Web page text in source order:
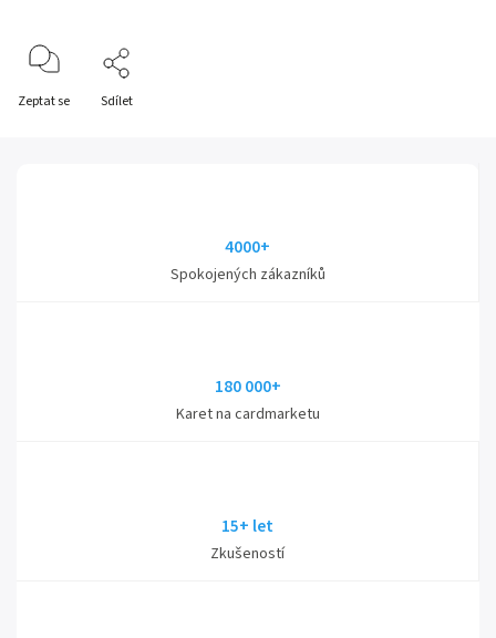
Zeptat se Sdílet
4000+
Spokojených zákazníků
180 000+
Karet na cardmarketu
15+ let
Zkušeností